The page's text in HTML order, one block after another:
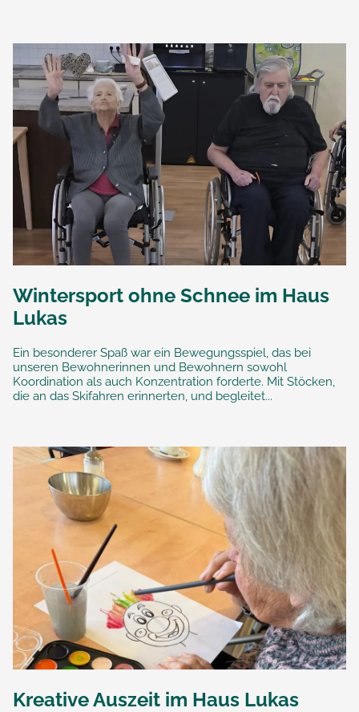
Wintersport ohne Schnee im Haus
Lukas
Ein besonderer Spaß war ein Bewegungsspiel, das bei
unseren Bewohnerinnen und Bewohnern sowohl
Koordination als auch Konzentration forderte. Mit Stöcken,
die an das Skifahren erinnerten, und begleitet...
Kreative Auszeit im Haus Lukas